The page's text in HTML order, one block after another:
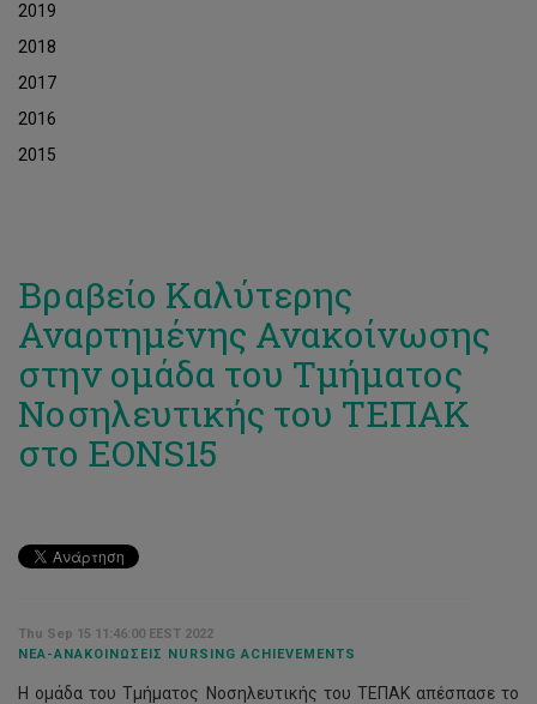
2019
2018
2017
2016
2015
Βραβείο Καλύτερης
Αναρτημένης Ανακοίνωσης
στην ομάδα του Τμήματος
Νοσηλευτικής του ΤΕΠΑΚ
στο EONS15
Thu Sep 15 11:46:00 EEST 2022
ΝΈΑ-ΑΝΑΚΟΙΝΏΣΕΙΣ NURSING ACHIEVEMENTS
Η ομάδα του Τμήματος Νοσηλευτικής του ΤΕΠΑΚ απέσπασε το